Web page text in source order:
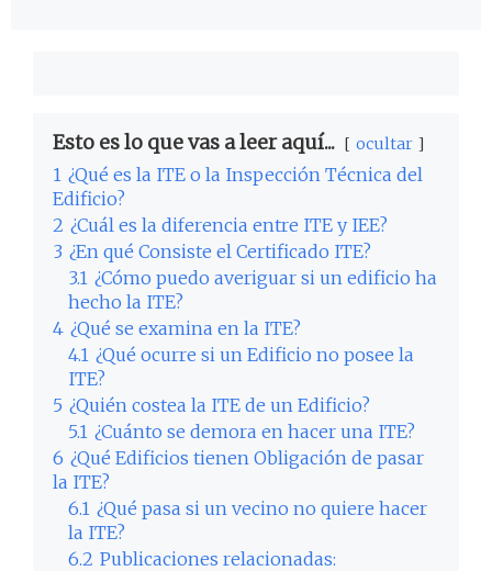
Esto es lo que vas a leer aquí... ocultar
1 ¿Qué es la ITE o la Inspección Técnica del
Edificio?
2 ¿Cuál es la diferencia entre ITE y IEE?
3 ¿En qué Consiste el Certificado ITE?
3.1 ¿Cómo puedo averiguar si un edificio ha
hecho la ITE?
4 ¿Qué se examina en la ITE?
4.1 ¿Qué ocurre si un Edificio no posee la
ITE?
5 ¿Quién costea la ITE de un Edificio?
5.1 ¿Cuánto se demora en hacer una ITE?
6 ¿Qué Edificios tienen Obligación de pasar
la ITE?
6.1 ¿Qué pasa si un vecino no quiere hacer
la ITE?
6.2 Publicaciones relacionadas: